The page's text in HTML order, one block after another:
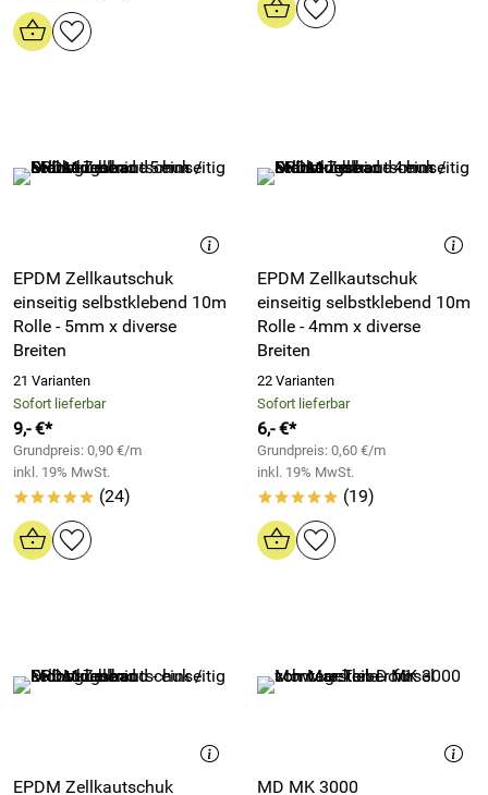
EPDM Zellkautschuk
einseitig selbstklebend 10m
Rolle - 5mm x diverse
Breiten
21 Varianten
Sofort lieferbar
9,- €*
Grundpreis: 0,90 €/m
inkl. 19% MwSt.
***** (24)
EPDM Zellkautschuk
einseitig selbstklebend 10m
Rolle - 4mm x diverse
Breiten
22 Varianten
Sofort lieferbar
6,- €*
Grundpreis: 0,60 €/m
inkl. 19% MwSt.
***** (19)
EPDM Zellkautschuk MD MK 3000